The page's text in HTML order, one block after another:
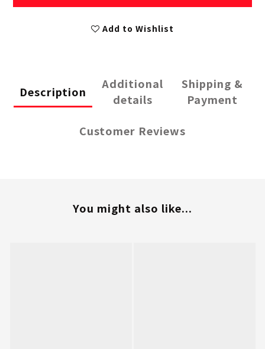
Add to Wishlist
Description
Additional
details
Shipping &
Payment
Customer Reviews
You might also like...